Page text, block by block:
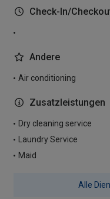
Check-In/
Andere
Air conditioning
Zusatzleistungen
Dry cleaning service
Laundry Service
Maid
Alle